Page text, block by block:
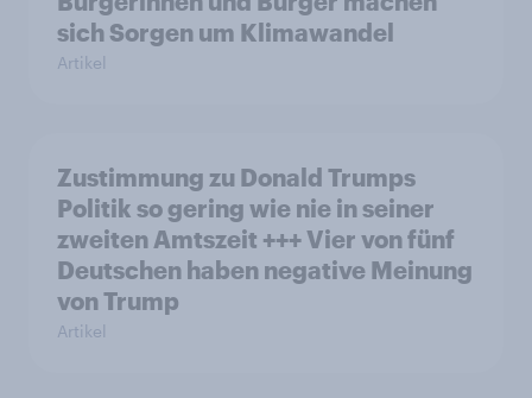
sich Sorgen um Klimawandel
Artikel
Zustimmung zu Donald Trumps
Politik so gering wie nie in seiner
zweiten Amtszeit +++ Vier von fünf
Deutschen haben negative Meinung
von Trump
Artikel